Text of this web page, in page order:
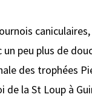
un peu plus de
des trophées
de la St Loup à